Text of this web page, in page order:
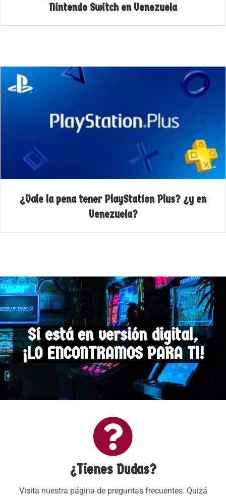
Nintendo Switch en Venezuela
¿Vale la pena tener PlayStation Plus? ¿y en
Venezuela?
Sí está en versión digital,
¡LO ENCONTRAMOS PARA TI!
¿Tienes Dudas?
Visita nuestra página de preguntas frecuentes. Quizá